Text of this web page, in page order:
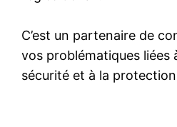
C’est un partenaire de
vos problématiques liées
sécurité et à la